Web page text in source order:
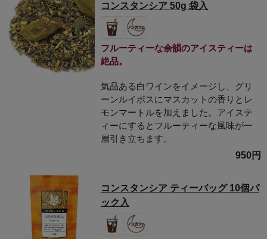
コンスタンシア 50g 袋入
フルーティーな余韻のアイスティーは
絶品。
気品ある白ワインをイメージし、グリ
ーンルイボスにマスカットの香りとレ
モンマートルを加えました。アイステ
ィーにするとフルーティーな風味が一
層引き立ちます。
950円
コンスタンシア ティーバッグ 10個パ
ック入